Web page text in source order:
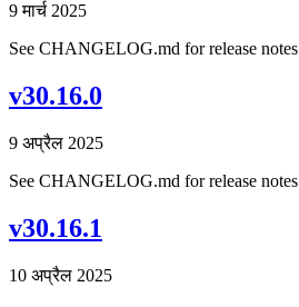
9 मार्च 2025
See CHANGELOG.md for release notes
v30.16.0
9 अप्रैल 2025
See CHANGELOG.md for release notes
v30.16.1
10 अप्रैल 2025